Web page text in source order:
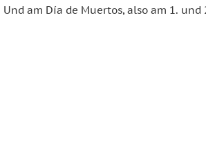
am Día de Muertos, also am 1. und